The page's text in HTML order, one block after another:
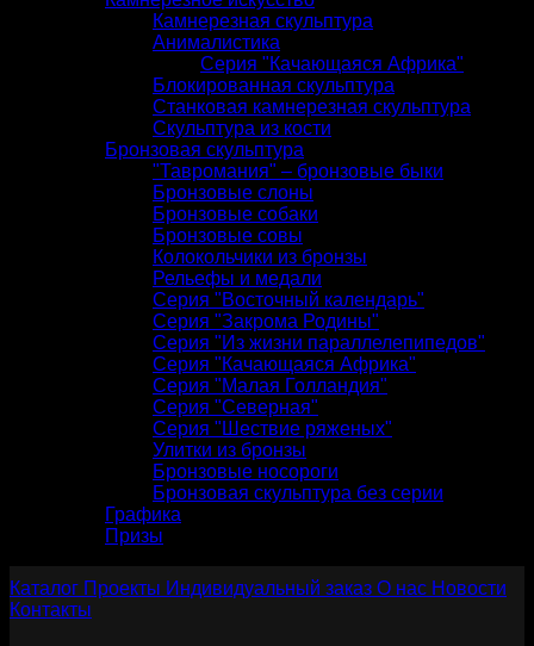
Камнерезная скульптура
Анималистика
Серия "Качающаяся Африка"
Блокированная скульптура
Станковая камнерезная скульптура
Скульптура из кости
Бронзовая скульптура
"Тавромания" – бронзовые быки
Бронзовые слоны
Бронзовые собаки
Бронзовые совы
Колокольчики из бронзы
Рельефы и медали
Серия "Восточный календарь"
Серия "Закрома Родины"
Серия "Из жизни параллелепипедов"
Серия "Качающаяся Африка"
Серия "Малая Голландия"
Серия "Северная"
Серия "Шествие ряженых"
Улитки из бронзы
Бронзовые носороги
Бронзовая скульптура без серии
Графика
Призы
Каталог Проекты Индивидуальный заказ О нас Новости
Контакты